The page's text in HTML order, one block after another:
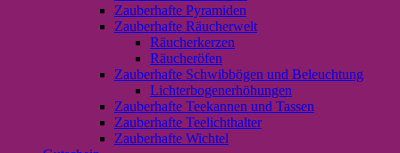
Zauberhafte Pyramiden
Zauberhafte Räucherwelt
Räucherkerzen
Räucheröfen
Zauberhafte Schwibbögen und Beleuchtung
Lichterbogenerhöhungen
Zauberhafte Teekannen und Tassen
Zauberhafte Teelichthalter
Zauberhafte Wichtel